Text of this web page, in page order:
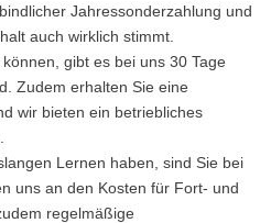
Jahressonderzahlung und
auch wirklich stimmt.
gibt es bei uns 30 Tage
Zudem erhalten Sie eine
wir bieten ein betriebliches
Lernen haben, sind Sie bei
uns an den Kosten für Fort- und
regelmäßige